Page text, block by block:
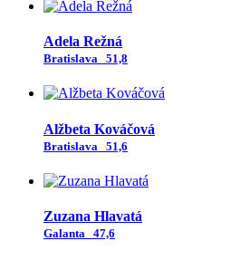
Adela Režná
Bratislava 51,8
Alžbeta Kováčová
Bratislava 51,6
Zuzana Hlavatá
Galanta 47,6